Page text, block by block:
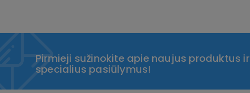
Pirmieji sužinokite apie naujus produktus ir
specialius pasiūlymus!